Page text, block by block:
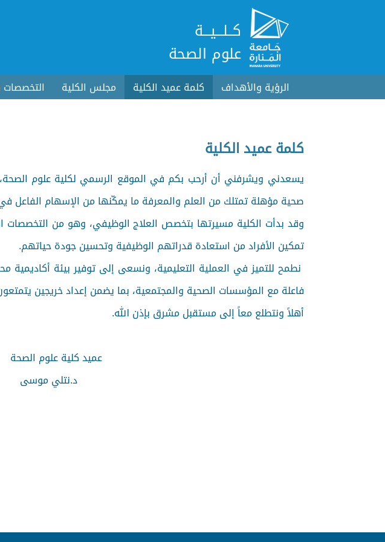
كــلـــيـــة
علوم الصحة
الرؤية والأهداف كلمة عميد الكلية مجلس الكلية التخصصات
كلمة عميد الكلية
يسعدني ويشرفني أن أرحب بكم في الموقع الرسمي لكلية علوم الصحة،
صحية مؤهلة تمتلك من العلم والمعرفة ما يمكّنها من الإسهام الفاعل
وقد بدأت الكلية مسيرتها بتخصص العلاج الوظيفي، وهو من التخصصات
تمكين الأفراد من استعادة قدراتهم الوظيفية وتحسين جودة حياتهم.
نطمح للتميز في العملية التعليمية، ونسعى إلى توفير بيئة أكاديمية
فاعلة مع المؤسسات الصحية والمجتمعية، بما يضمن إعداد خريجين
أهلاً ونتطلع معاً إلى مستقبل مشرق بإذن الله.
عميد كلية علوم الصحة
د.نتلي موسى